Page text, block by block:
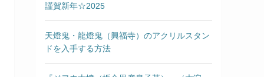
謹賀新年☆2025
天燈鬼・龍燈鬼（興福寺）のアクリルスタン
ドを入手する方法